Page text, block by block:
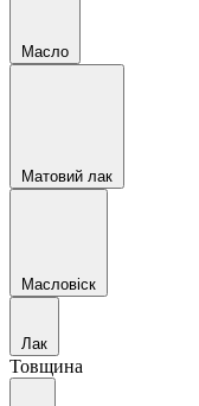
Масло
Матовий лак
Масловіск
Лак
Товщина